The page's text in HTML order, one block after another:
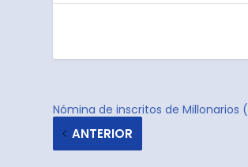
Nómina de inscritos de Millonarios
ANTERIOR